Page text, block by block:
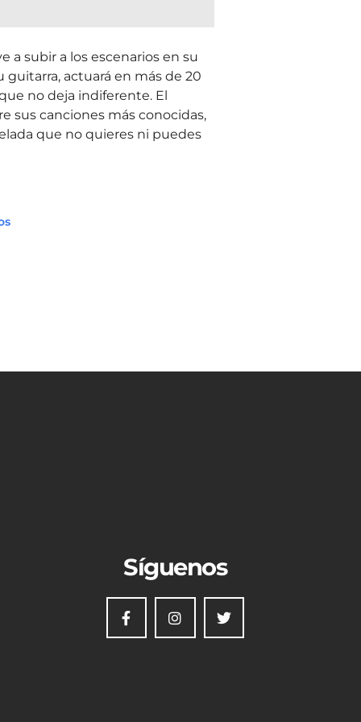
a subir a los escenarios en su
actuará en más de 20
no deja indiferente. El
sus canciones más conocidas,
que no quieres ni puedes
Síguenos